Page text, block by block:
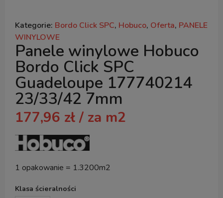
Kategorie: Bordo Click SPC, Hobuco, Oferta, PANELE
WINYLOWE
Panele winylowe Hobuco
Bordo Click SPC
Guadeloupe 177740214
23/33/42 7mm
177,96 zł / za m2
1 opakowanie = 1.3200m2
Klasa ścieralności